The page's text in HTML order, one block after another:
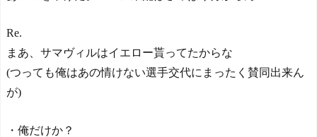
Re.
まあ、サマヴィルはイエロー貰ってたからな
(つっても俺はあの情けない選手交代にまったく賛同出来ん
が)
・俺だけか？